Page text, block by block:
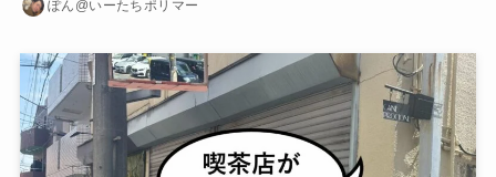
ぽん@いーたちポリマー